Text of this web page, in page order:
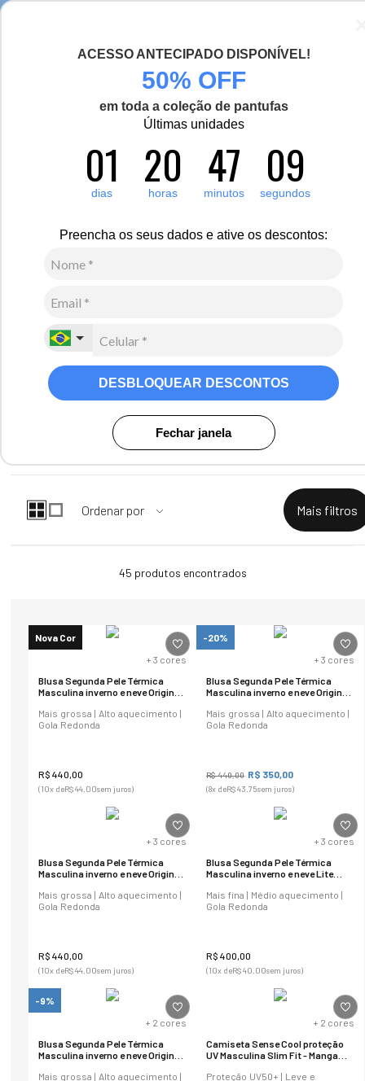
ACESSO ANTECIPADO DISPONÍVEL!
50% OFF
em toda a coleção de pantufas
Últimas unidades
01
dias 20
horas 47
minutos 08
segundos
Preencha os seus dados e ative os descontos:
DESBLOQUEAR DESCONTOS
Fechar janela
Camisetas
Os melhores modelos de camisetas masculinas você encontra aqui na
Fiero. São camisetas básicas e casuais para aproveitar cada
resistência, proteção solar e fácil manutenção.
45 produtos
Nova Cor
+ 3 cores
Blusa Segunda Pele Térmica
Masculina inverno e neve Original
Mais grossa | Alto aquecimento |
Gola Redonda
R$ 440 00
(10x deR$44,00sem juros)
-20%
+3 cores
Blusa Segunda Pele Térmica
Masculina inverno e neve Original
Mais grossa | Alto aquecimento |
Gola Redonda
R$440,00 R$ 350 00
(8x deR$43,75sem juros)
+ 3 cores
Blusa Segunda Pele Térmica
Masculina inverno e neve Original
Mais grossa | Alto aquecimento |
Gola Redonda
R$ 440 00
(10x deR$44,00sem juros)
+3 cores
Blusa Segunda Pele Térmica
Masculina inverno e neve Lite
Mais fina | Médio aquecimento |
Gola Redonda
R$ 400 00
(10x deR$40,00sem juros)
-9%
+ 2 cores
Blusa Segunda Pele Térmica
Masculina inverno e neve Original
Mais grossa | Alto aquecimento |
+ 2 cores
Camiseta Sense Cool proteção
UV Masculina Slim Fit - Manga
Proteção UV50+ | Leve e